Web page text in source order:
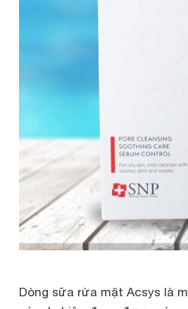
Dòng sữa rửa mặt Acsys là